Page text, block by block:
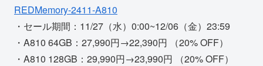
REDMemory-2411-A810
・セール期間：11/27（水）0:00~12/06（金）23:59
・A810 64GB：27,990円→22,390円 （20% OFF）
・A810 128GB：29,990円→23,990円 （20% OFF）